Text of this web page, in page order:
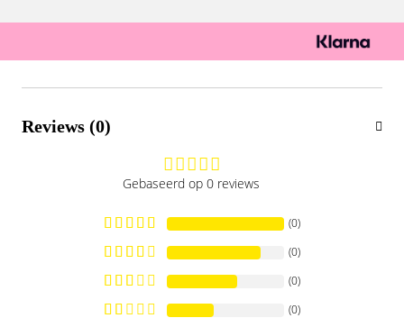
Reviews (0)
Gebaseerd op 0 reviews
(0)
(0)
(0)
(0)